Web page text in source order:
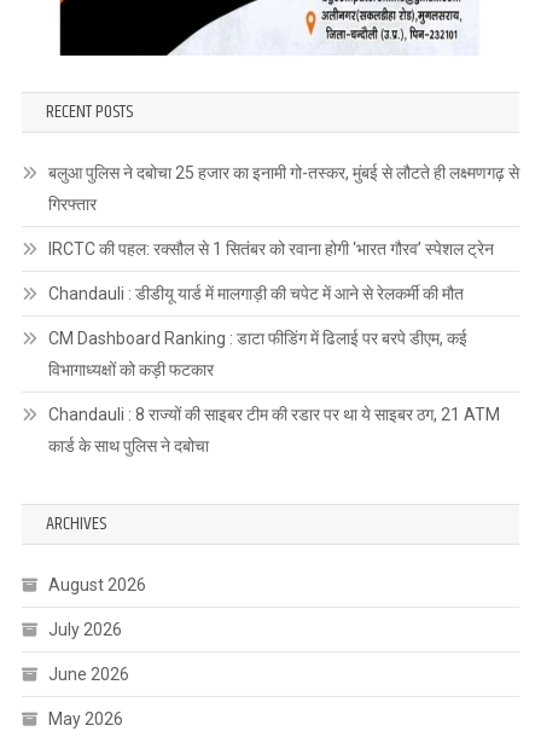
RECENT POSTS
बलुआ पुलिस ने दबोचा 25 हजार का इनामी गो-तस्कर, मुंबई से लौटते ही लक्ष्मणगढ़ से
गिरफ्तार
IRCTC की पहल: रक्सौल से 1 सितंबर को रवाना होगी ‘भारत गौरव’ स्पेशल ट्रेन
Chandauli : डीडीयू यार्ड में मालगाड़ी की चपेट में आने से रेलकर्मी की मौत
CM Dashboard Ranking : डाटा फीडिंग में ढिलाई पर बरपे डीएम, कई
विभागाध्यक्षों को कड़ी फटकार
Chandauli : 8 राज्यों की साइबर टीम की रडार पर था ये साइबर ठग, 21 ATM
कार्ड के साथ पुलिस ने दबोचा
ARCHIVES
August 2026
July 2026
June 2026
May 2026